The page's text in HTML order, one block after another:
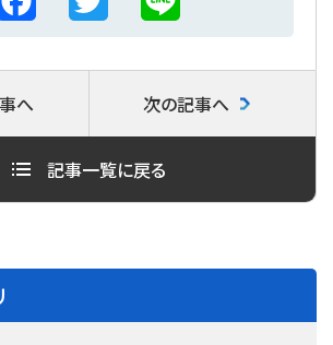
w
i
t
e
i
n
e
へ
記事一覧に戻る
次の記事へ